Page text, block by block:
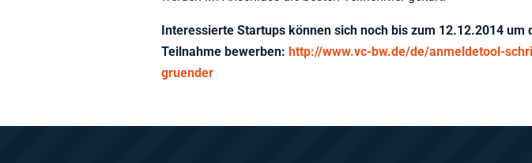
Interessierte Startups können sich noch bis zum 12.12.2014 um
Teilnahme bewerben: http://www.vc-bw.de/de/anmeldetool-
gruender